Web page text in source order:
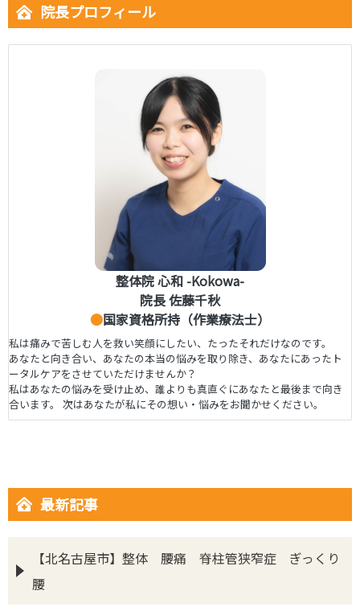
院長プロフィール
整体院 心和 -Kokowa-
院長 佐藤千秋
●国家資格所持（作業療法士）
私は痛みで苦しむ人を救い笑顔にしたい、たったそれだけなのです。
あなたと向き合い、あなたの本当の悩みを取り除き、あなたにあったト
ータルケアをさせていただけませんか？
私はあなたの悩みを受け止め、誰よりも真直ぐにあなたと最後まで向き
合います。 次はあなたが私にその想い・悩みをお聞かせください。
最新記事
【北名古屋市】整体 腰痛 脊柱管狭窄症 ぎっくり
腰